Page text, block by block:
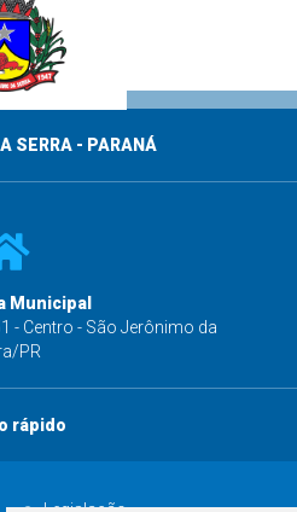
SERRA - PARANÁ
Municipal
- Centro - São Jerônimo da
PR
rápido